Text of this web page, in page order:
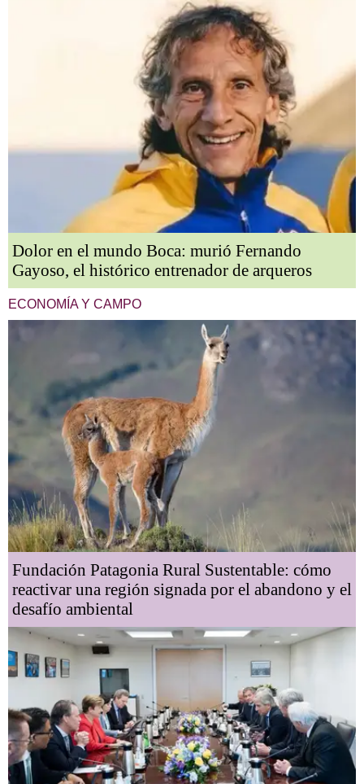
Dolor en el mundo Boca: murió Fernando
Gayoso, el histórico entrenador de arqueros
ECONOMÍA Y CAMPO
Fundación Patagonia Rural Sustentable: cómo
reactivar una región signada por el abandono y el
desafío ambiental